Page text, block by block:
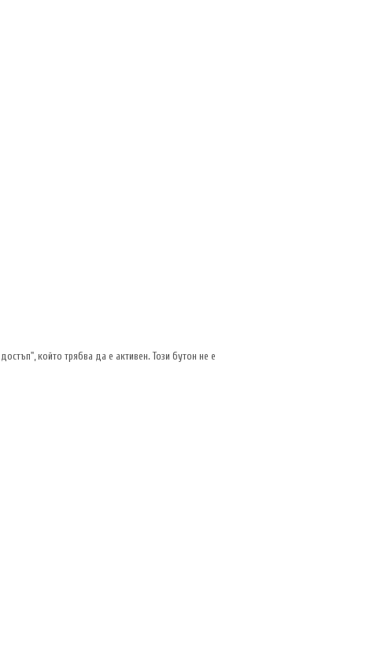
който трябва да е активен. Този бутон не е